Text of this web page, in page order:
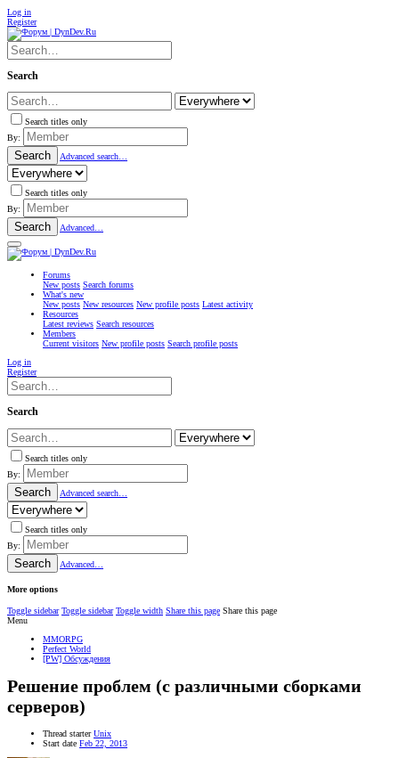
Log in
Register
Search
Search titles only
By:
Search Advanced search…
Search titles only
By:
Search Advanced…
Forums
New posts Search forums
What's new
New posts New resources New profile posts Latest activity
Resources
Latest reviews Search resources
Members
Current visitors New profile posts Search profile posts
Log in
Register
Search
Search titles only
By:
Search Advanced search…
Search titles only
By:
Search Advanced…
More options
Toggle sidebar Toggle sidebar Toggle width Share this page Share this page
Menu
MMORPG
Perfect World
[PW] Обсуждения
Решение проблем (с различными сборками
серверов)
Thread starter Unix
Start date Feb 22, 2013